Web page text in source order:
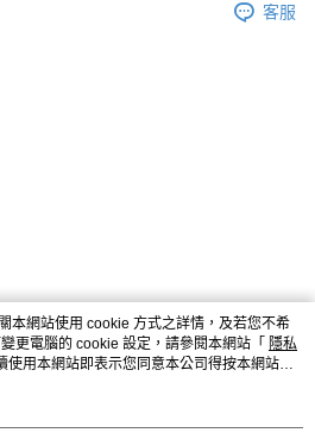
客服
本網站使用 cookie 方式之詳情，及若您不希
更電腦的 cookie 設定，請參閱本網站「 隱私
使用本網站即表示您同意本公司得按本網站使